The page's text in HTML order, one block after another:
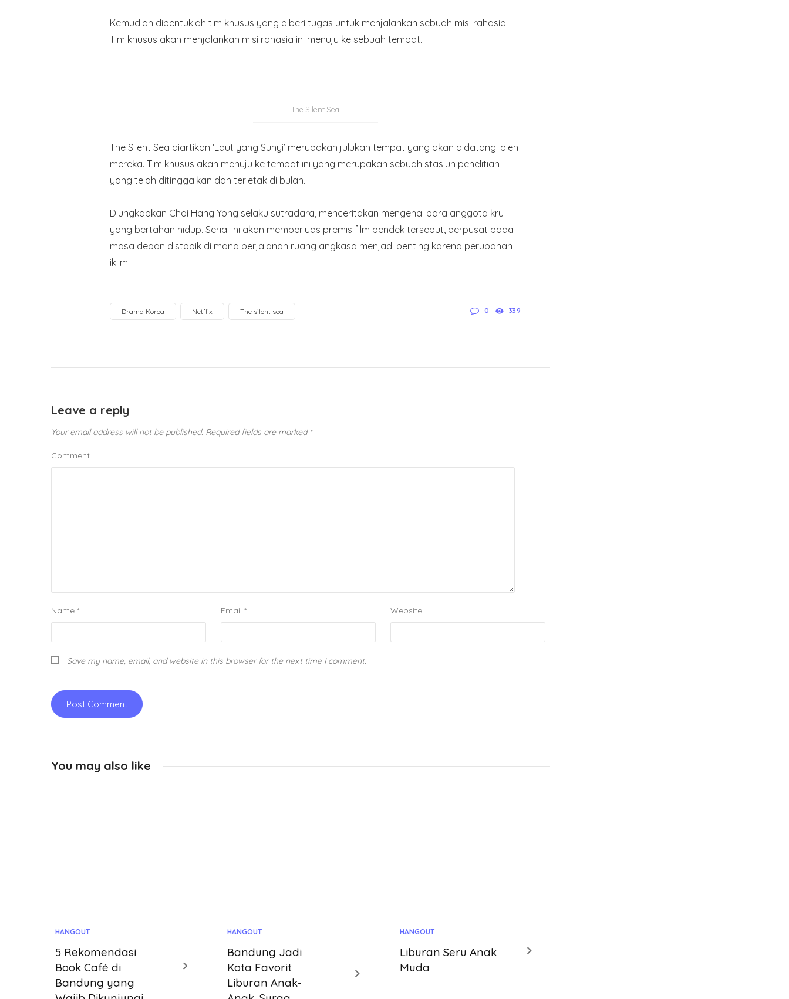
Kemudian dibentuklah tim khusus yang diberi tugas untuk menjalankan sebuah misi rahasia.
Tim khusus akan menjalankan misi rahasia ini menuju ke sebuah tempat.
The Silent Sea
The Silent Sea diartikan ‘Laut yang Sunyi’ merupakan julukan tempat yang akan didatangi oleh
mereka. Tim khusus akan menuju ke tempat ini yang merupakan sebuah stasiun penelitian
yang telah ditinggalkan dan terletak di bulan.
Diungkapkan Choi Hang Yong selaku sutradara, menceritakan mengenai para anggota kru
yang bertahan hidup. Serial ini akan memperluas premis film pendek tersebut, berpusat pada
masa depan distopik di mana perjalanan ruang angkasa menjadi penting karena perubahan
iklim.
Drama Korea Netflix The silent sea 0 339
Leave a reply
Your email address will not be published. Required fields are marked *
Comment
Name * Email * Website
Save my name, email, and website in this browser for the next time I comment.
You may also like
HANGOUT
5 Rekomendasi
Book Café di
Bandung yang
HANGOUT
Bandung Jadi
Kota Favorit
Liburan Anak-
HANGOUT
Liburan Seru Anak
Muda